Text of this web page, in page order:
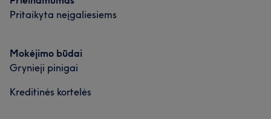
Profesionalus 7
Darbų galerija
Pritaikyta neįgaliesiems
Mokėjimo būdai
Grynieji pinigai
Kreditinės kortelės